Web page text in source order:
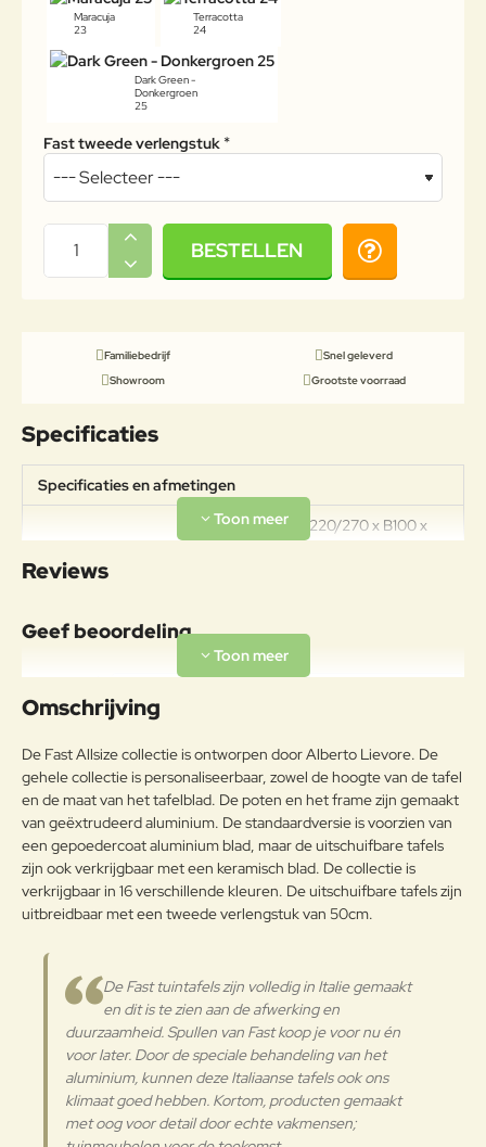
Maracuja
23
Terracotta
24
Dark Green -
Donkergroen
25
Fast tweede verlengstuk
BESTELLEN
Familiebedrijf
Snel geleverd
Showroom
Grootste voorraad
Specificaties
Specificaties en afmetingen
Specificaties
Afmetingen: L220/270 x B100 x
H76 cm Materiaal: Aluminium
Aluminium
Aluminiumlegeringen,
buitengewoon geschikt voor de
weerstaan en met poeder gelakt.
Onderhoudsadvies
Aluminium
Om het product lange tijd in
uitstekende staat te houden, raden
we aan om het correct en
regelmatig te reinigen. Verricht de
reiniging vaker op plaatsen die
Het wordt aanbevolen om de
oppervlakken met een zachte doek
en met water of neutrale
reinigingsmiddelen te reinigen. De
langdurige en continue
blootstelling aan intense uv-
straling of aan erg lage
temperaturen kunnen de originele
Reviews
Geef beoordeling
Uw naam:
g:
Note:HTML-code wordt niet vertaald!
Waardering:
Waarderin
g:
Slecht Goed
Verder
Omschrijving
De Fast Allsize collectie is ontworpen door Alberto Lievore. De
gehele collectie is personaliseerbaar, zowel de hoogte van de tafel
en de maat van het tafelblad. De poten en het frame zijn gemaakt
van geëxtrudeerd aluminium. De standaardversie is voorzien van
een gepoedercoat aluminium blad, maar de uitschuifbare tafels
zijn ook verkrijgbaar met een keramisch blad. De collectie is
verkrijgbaar in 16 verschillende kleuren. De uitschuifbare tafels zijn
uitbreidbaar met een tweede verlengstuk van 50cm.
De Fast tuintafels zijn volledig in Italie gemaakt
en dit is te zien aan de afwerking en
duurzaamheid. Spullen van Fast koop je voor nu én
voor later. Door de speciale behandeling van het
aluminium, kunnen deze Italiaanse tafels ook ons
klimaat goed hebben. Kortom, producten gemaakt
met oog voor detail door echte vakmensen;